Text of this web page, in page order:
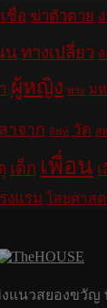
ชื่อ ฆ่าตัวตาย
นทางเปลี่ยว ท้
ผู้หญิง พระ ม
ลาจาก ลิฟท์ วัด ส
เด็ก เพื่อน
งแรม ไสยศาส
แนวสยองขวัญ